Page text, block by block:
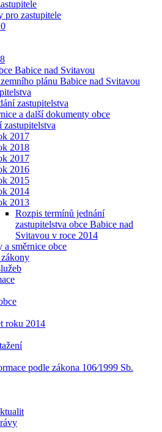
pro zastupitele
Babice nad Svitavou
plánu Babice nad Svitavou
zastupitelstva
a další dokumenty obce
zastupitelstva
2017
2018
2017
2016
2015
2014
2013
Rozpis termínů jednání
zastupitelstva obce Babice nad
Svitavou v roce 2014
a směrnice obce
roku 2014
podle zákona 106⁄1999 Sb.